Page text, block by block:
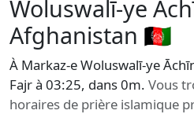
Woluswalī-ye
Afghanistan 🇦🇫
À Markaz-e Woluswalī-ye
Fajr à 03:25, dans 0m. Vous
horaires de prière islamique